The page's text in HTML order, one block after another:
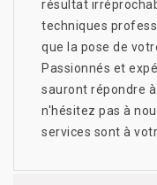
résultat
techniques
que la pose de
Passionnés et
sauront répondre
n'hésitez pas à
services sont à